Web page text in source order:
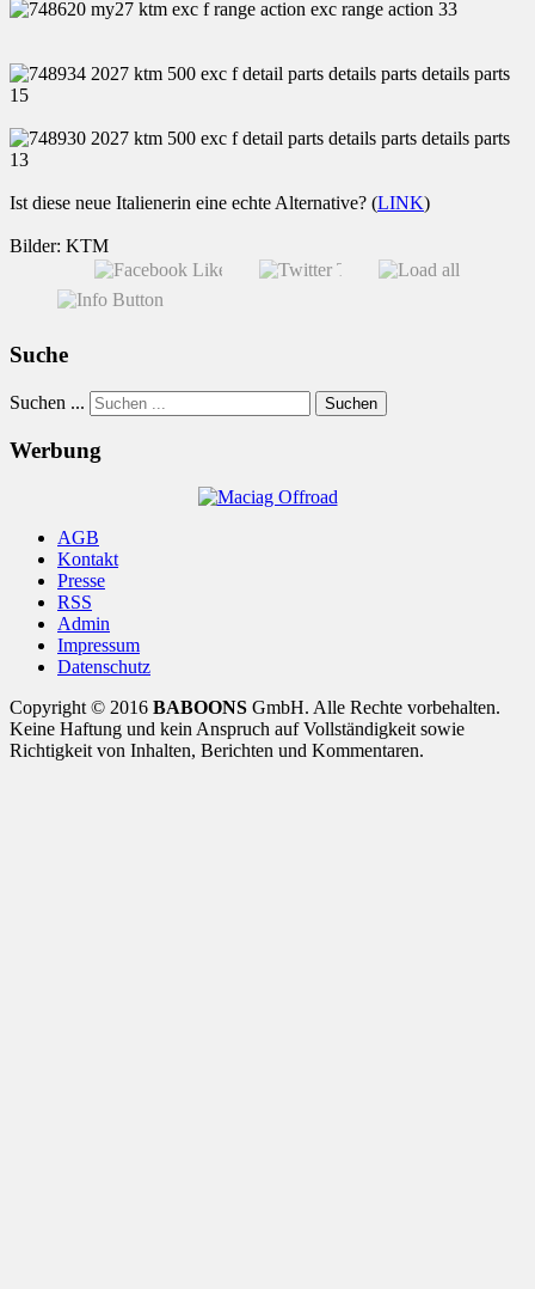
Ist diese neue Italienerin eine echte Alternative? (LINK)
Bilder: KTM
Suche
Suchen ... Suchen
Werbung
AGB
Kontakt
Presse
RSS
Admin
Impressum
Datenschutz
Copyright © 2016 BABOONS GmbH. Alle Rechte vorbehalten.
Keine Haftung und kein Anspruch auf Vollständigkeit sowie
Richtigkeit von Inhalten, Berichten und Kommentaren.